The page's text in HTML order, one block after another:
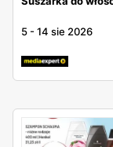
5 -14 sie 2026